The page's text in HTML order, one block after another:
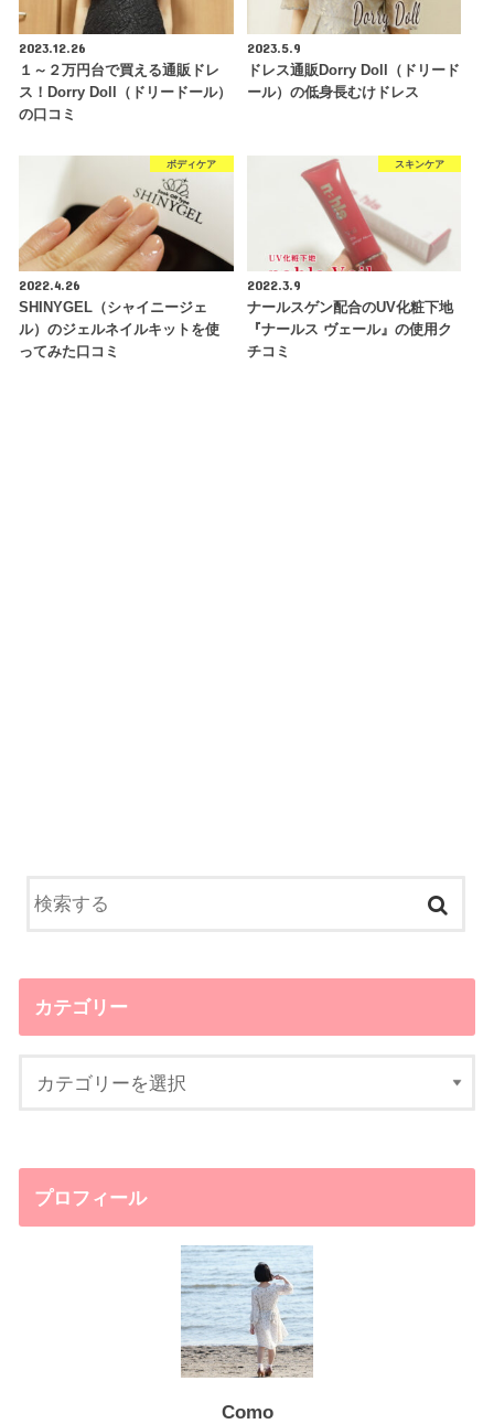
2023.12.26
１～２万円台で買える通販ドレ
ス！Dorry Doll（ドリードール）
の口コミ
2023.5.9
ドレス通販Dorry Doll（ドリード
ール）の低身長むけドレス
ボディケア
2022.4.26
SHINYGEL（シャイニージェ
ル）のジェルネイルキットを使
ってみた口コミ
スキンケア
2022.3.9
ナールスゲン配合のUV化粧下地
『ナールス ヴェール』の使用ク
チコミ
カテゴリー
プロフィール
Como